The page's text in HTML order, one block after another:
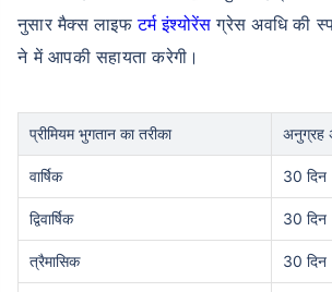
नुसार मैक्स लाइफटर्म इंश्योरेंस ग्रेस अवधि की
ने में आपकी सहायता करेगी।
प्रीमियम भुगतान का तरीका अनुग्रह
वार्षिक 30 दिन
द्विवार्षिक 30 दिन
त्रैमासिक 30 दिन